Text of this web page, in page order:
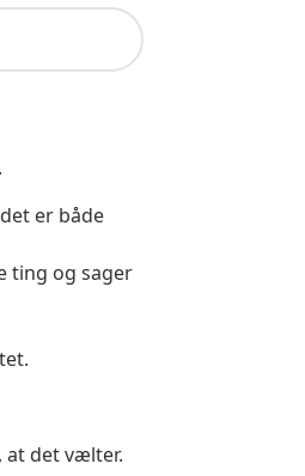
er både
ting og sager
det vælter.